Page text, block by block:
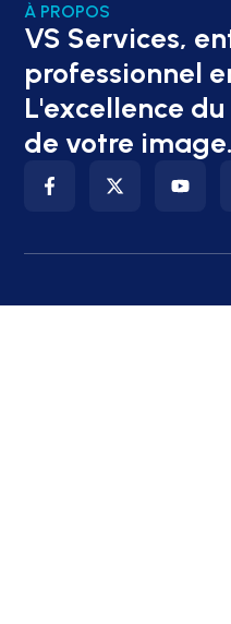
À PROPOS
VS Services,
professionnel
L'excellence
de votre image.